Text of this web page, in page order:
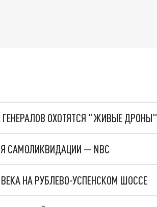
ОХОТЯТСЯ "ЖИВЫЕ ДРОНЫ"
САМОЛИКВИДАЦИИ — NBC
НА РУБЛЕВО-УСПЕНСКОМ ШОССЕ